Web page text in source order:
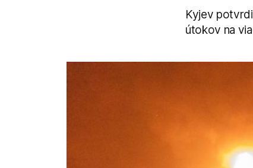
Kyjev
útokov na